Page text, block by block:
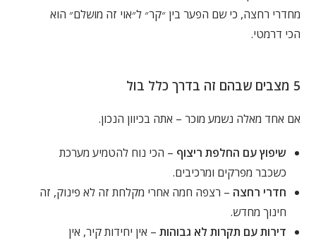
מחדרי רחצה, כי שם הפער בין ״קר״ ל״אוי זה מושלם״ הוא
הכי דרמטי.
5 מצבים שבהם זה בדרך כלל בול
אם אחד מאלה נשמע מוכר – אתה בכיוון הנכון.
שיפוץ עם החלפת ריצוף – הכי נוח להטמיע מערכת
כשכבר מפרקים ומרכיבים.
חדרי רחצה – רצפה חמה אחרי מקלחת זה לא פינוק, זה
חינוך מחדש.
דירות עם תקרות לא גבוהות – אין יחידות קיר, אין